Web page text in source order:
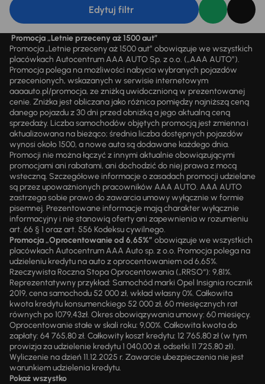
Edytuj filtr
Promocja „Letnie przeceny aż 1500 aut”
Promocja „Letnie przeceny aż 1500 aut” obowiązuje we wszystkich
placówkach Autocentrum AAA AUTO Sp. z o.o. („AAA AUTO”).
Promocja polega na możliwości nabycia wybranych pojazdów
przecenionych, wskazanych w serwisie internetowym
aaaauto.pl/promocja, ze zniżką uwidocznioną w prezentowanej
cenie. Zniżka jest obliczana jako różnica pomiędzy najniższą ceną
danego pojazdu z 30 dni przed obniżką a jego aktualną ceną
sprzedaży. Liczba samochodów objętych promocją jest zmienna i
aktualizowana na bieżąco; średnia liczba dostępnych pojazdów
wynosi około 1500, a nowe auta są dodawane każdego dnia.
Promocji nie można łączyć z innymi aktualnie obowiązującymi
promocjami ani rabatami, ani dochodzić do niej prawa z mocą
wsteczną. Szczegółowe informacje o zasadach promocji udzielane
są przez upoważnionych pracowników AAA AUTO. AAA AUTO
zastrzega sobie prawo do zawarcia umowy wyłącznie w formie
pisemnej. Prezentowane informacje mają charakter wyłącznie
informacyjny i nie stanowią oferty ani zapewnienia w rozumieniu
art. 66 § 1 oraz art. 556 Kodeksu cywilnego.
Promocja „Oprocentowanie od 6,65%” obowiązuje we wszystkich
placówkach Autocentrum AAA Auto sp. z o.o. Promocja polega na
udzieleniu kredytu na auto z oprocentowaniem od 6,65%.
Rzeczywista Roczna Stopa Oprocentowania („RRSO“): 9,81%.
Reprezentatywny przykład: Samochód marki Opel Insignia rocznik
2019, cena samochodu 52 000 zł, wkład własny 0%. Całkowita
kwota kredytu konsumenckiego 52 000 zł, 60 miesięcznych rat
równych po 1079,43zł. Okres obowiązywania umowy: 60 miesięcy.
Oprocentowanie stałe w skali roku: 9,00%. Całkowita kwota do
zapłaty: 64 765,80 zł. Całkowity koszt kredytu: 12 765,80 zł (w tym
prowizja za udzielenie kredytu 1 040,00 zł, odsetki 11 725,80 zł).
Wyliczenie na dzień 11.12.2025 r. Zawarcie ubezpieczenia nie jest
warunkiem udzielenia kredytu.
Pokaż wszystko